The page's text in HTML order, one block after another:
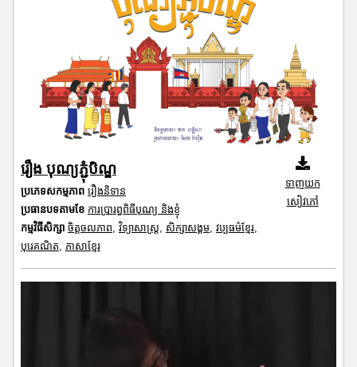
រឿង បុណ្យភ្ជុំបិណ្ឌ
ប្រភេទសកម្មភាព រឿងនិទាន
ប្រធានបទតាមខែ ការប្រារព្ធពិធីបុណ្យ និងខ្ញុំ
កម្មវិធីសិក្សា ចិត្តចលភាព, វិទ្យាសាស្រ្ត, សិក្សាសង្គម, វប្បធម៌ខ្មែរ,
បុរេគណិត, ភាសាខ្មែរ
ទាញយក
សៀវភៅ